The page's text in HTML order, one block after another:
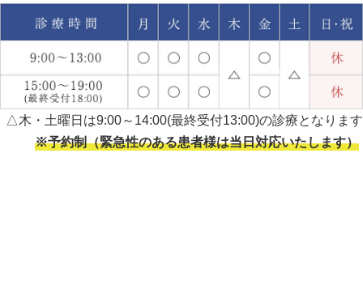
△木・土曜日は9:00～14:00(最終受付13:00)の診療となります
※予約制（緊急性のある患者様は当日対応いたします）